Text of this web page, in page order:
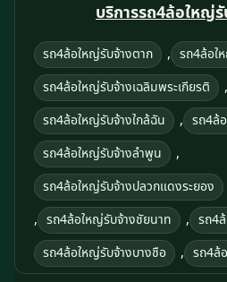
บริการรถ4ล้อใหญ่
รถ4ล้อใหญ่รับจ้างตาก , รถ4ล้อใ
รถ4ล้อใหญ่รับจ้างเฉลิมพระเกียรติ ,
รถ4ล้อใหญ่รับจ้างใกล้ฉัน , รถ4ล้
รถ4ล้อใหญ่รับจ้างลําพูน ,
รถ4ล้อใหญ่รับจ้างปลวกแดงระยอง
, รถ4ล้อใหญ่รับจ้างชัยนาท , รถ4
รถ4ล้อใหญ่รับจ้างบางชือ , รถ4ล้